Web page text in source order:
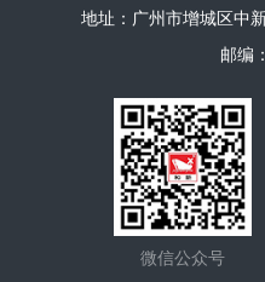
地址： 广州市增城区中
邮编：
微信公众号